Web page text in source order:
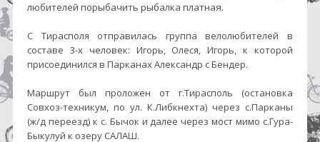
любителей порыбачить рыбалка платная.
С Тирасполя отправилась группа велолюбителей в
составе 3-х человек: Игорь, Олеся, Игорь, к которой
присоединился в Парканах Александр с Бендер.
Маршрут был проложен от г.Тирасполь (остановка
Совхоз-техникум, по ул. К.Либкнехта) через с.Парканы
(ж/д переезд) к с. Бычок и далее через мост мимо с.Гура-
Быкулуй к озеру САЛАШ.